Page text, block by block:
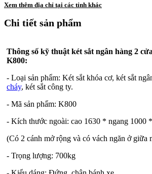
Xem thêm địa chỉ tại các tỉnh khác
Chi tiết sản phẩm
Thông số kỹ thuậtkét sắtngân hàng 2
K800:
- Loại sản phẩm: Két sắt khóa cơ, két sắt
cháy, két sắt công ty.
- Mã sản phẩm: K800
- Kích thước ngoài: cao 1630 * ngang 1000
(Có 2 cánh mở rộng và có vách ngăn ở giữa
- Trọng lượng: 700kg